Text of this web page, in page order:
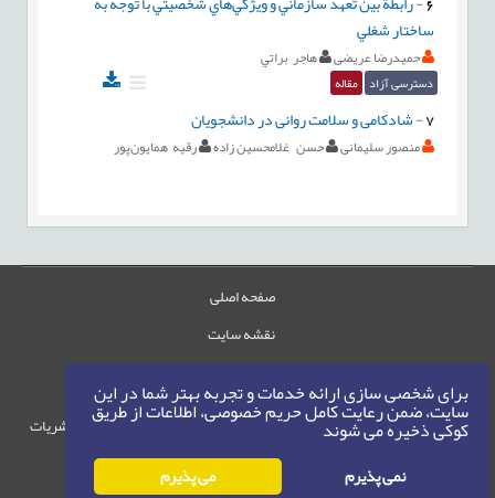
برای شخصی سازی ارائه خدمات و تجربه بهتر شما در این
سایت، ضمن رعایت کامل حریم خصوصی، اطلاعات از طریق
کوکی ذخیره می شوند
نمی پذیرم می پذیرم
ساختار شغلي
حمیدرضا عریضی هاجر براتي
دسترسی آزاد مقاله
7
-شادکامی و سلامت روانی در دانشجویان
منصور سلیمانی حسن غلامحسین زاده رقیه همایون‌پور
صفحه اصلی
نقشه سایت
تماس با ما
حقوق این وب‌سایت متعلق به سامانه مدیریت نشریات
رایمگ است.
حق نشر©
1405-1396